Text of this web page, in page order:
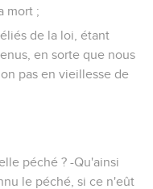
mort ;
de la loi, étant
en sorte que nous
pas en vieillesse de
péché ? -Qu'ainsi
le péché, si ce n'eût